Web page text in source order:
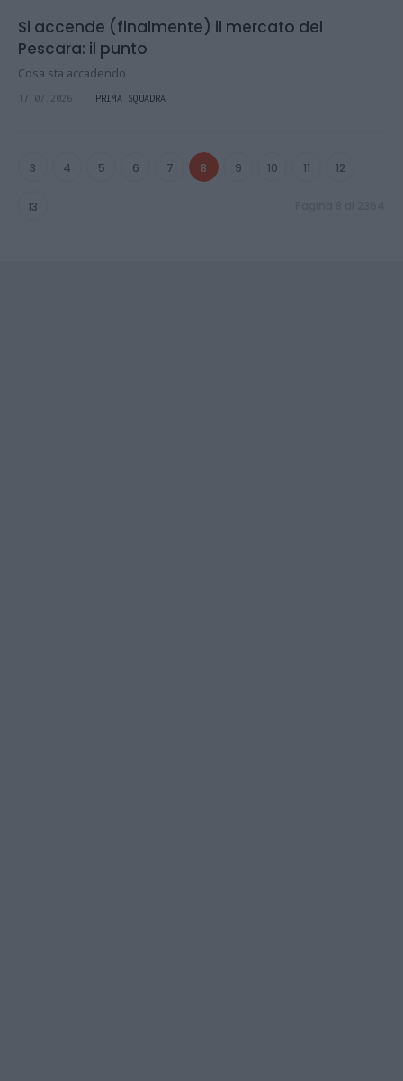
Si accende (finalmente) il mercato del
Pescara: il punto
Cosa sta accadendo
17.07.2026 PRIMA SQUADRA
3 4 5 6 7 8 9 10 11 12
13